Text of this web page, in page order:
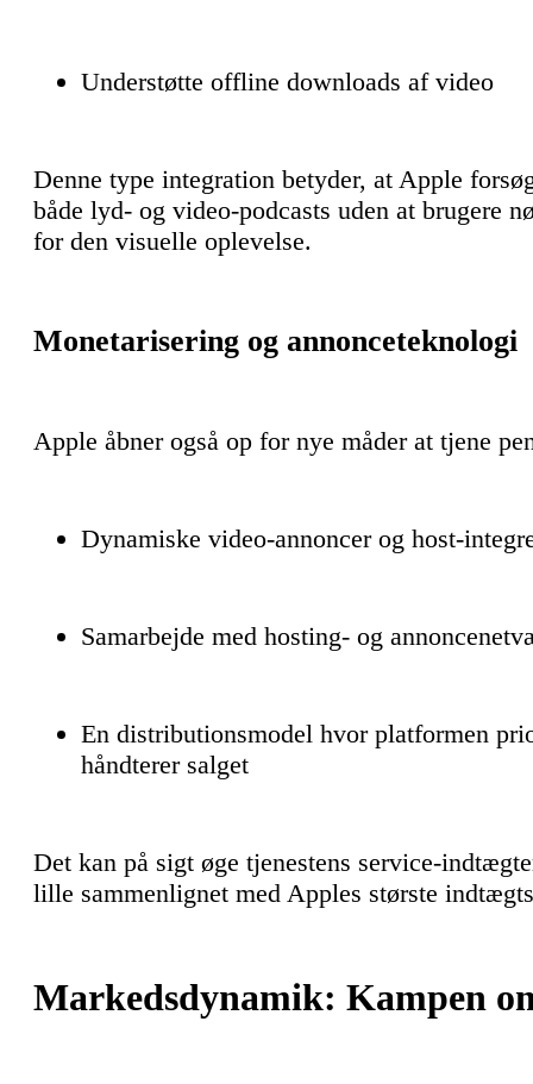
Understøtte offline downloads af video
Denne type integration betyder, at Apple
både lyd- og video-podcasts uden at brugere
for den visuelle oplevelse.
Monetarisering og annonceteknologi
Apple åbner også op for nye måder at tjene
Dynamiske video-annoncer og host-
Samarbejde med hosting- og
En distributionsmodel hvor platformen
håndterer salget
Det kan på sigt øge tjenestens service-
lille sammenlignet med Apples største
Markedsdynamik: Kampen